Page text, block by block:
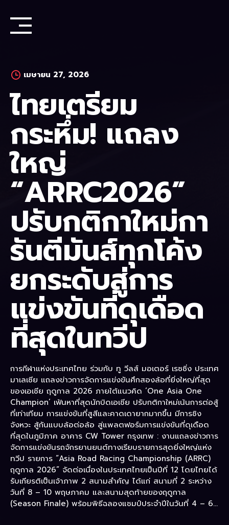
content
เมษายน 27, 2026
ไทยเตรียม
กระหึ่ม! แถลง
ใหญ่
“ARRC2026”
ปรับกติกาใหม่กา
รันตีมันส์ทุกโค้ง
ยกระดับสู่การ
แข่งขันที่ดุเดือด
ที่สุดในทวีป
การกีฬาแห่งประเทศไทย ร่วมกับ ทู วีลส์ มอเตอร์ เรซซิ่ง ประเทศ
มาเลเซีย แถลงข่าวการจัดการแข่งขันศึกสองล้อที่ยิ่งใหญ่ที่สุด
ของเอเชีย ฤดูกาล 2026 ภายใต้แนวคิด ‘One Asia One
Champion’ เฟ้นหาที่สุดนักบิดเอเชีย ปรับกติกาใหม่เน้นการต่อสู้
ที่เท่าเทียม การแข่งขันที่สูสีและคาดเดายากมากขึ้น มีการชิง
จังหวะ สู้กันแบบล้อต่อล้อ สู่แพลตฟอร์มการแข่งขันที่ดุเดือด
ที่สุดในภูมิภาค อาคาร CW Tower กรุงเทพ : งานแถลงข่าวการ
จัดการแข่งขันรถจักรยานยนต์ทางเรียบรายการสุดยิ่งใหญ่แห่ง
ทวีป รายการ “Asia Road Racing Championship (ARRC)
ฤดูกาล 2026” จัดต่อเนื่องในประเทศไทยเป็นปีที่ 12 โดยไทยได้
รับเกียรติเป็นเจ้าภาพ 2 สนามสำคัญ ได้แก่ สนามที่ 2 ระหว่าง
วันที่ 8 – 10 พฤษภาคม และสนามสุดท้ายของฤดูกาล
(Season Finale) พร้อมพิธีฉลองแชมป์ประจำปีในวันที่ 4 – 6...